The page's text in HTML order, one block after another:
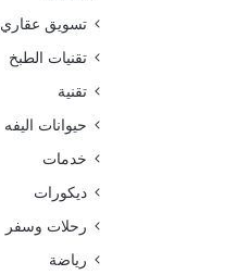
تسويق عقاري
تقنيات الطبخ
تقنية
حيوانات اليفه
خدمات
ديكورات
رحلات وسفر
رياضة